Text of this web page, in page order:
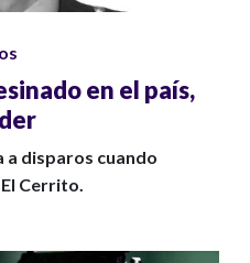
en el país,
a disparos cuando
Cerrito.